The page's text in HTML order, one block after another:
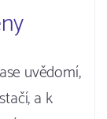
uvědomí,
a k